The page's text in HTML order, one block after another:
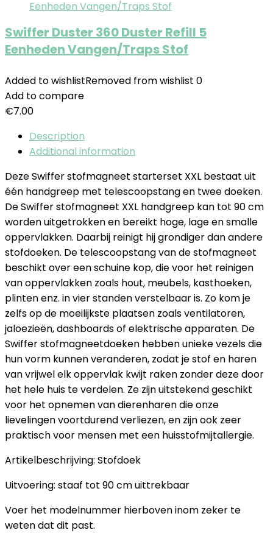
Swiffer Duster 360 Duster Refill 5
Eenheden Vangen/Traps Stof
Added to wishlistRemoved from wishlist 0
Add to compare
€7.00
Description
Additional information
Deze Swiffer stofmagneet starterset XXL bestaat uit
één handgreep met telescoopstang en twee doeken.
De Swiffer stofmagneet XXL handgreep kan tot 90 cm
worden uitgetrokken en bereikt hoge, lage en smalle
oppervlakken. Daarbij reinigt hij grondiger dan andere
stofdoeken. De telescoopstang van de stofmagneet
beschikt over een schuine kop, die voor het reinigen
van oppervlakken zoals hout, meubels, kasthoeken,
plinten enz. in vier standen verstelbaar is. Zo kom je
zelfs op de moeilijkste plaatsen zoals ventilatoren,
jaloezieën, dashboards of elektrische apparaten. De
Swiffer stofmagneetdoeken hebben unieke vezels die
hun vorm kunnen veranderen, zodat je stof en haren
van vrijwel elk oppervlak kwijt raken zonder deze door
het hele huis te verdelen. Ze zijn uitstekend geschikt
voor het opnemen van dierenharen die onze
lievelingen voortdurend verliezen, en zijn ook zeer
praktisch voor mensen met een huisstofmijtallergie.
Artikelbeschrijving: Stofdoek
Uitvoering: staaf tot 90 cm uittrekbaar
Voer het modelnummer hierboven inom zeker te
weten dat dit past.